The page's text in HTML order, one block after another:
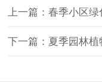
上一篇：春季小区